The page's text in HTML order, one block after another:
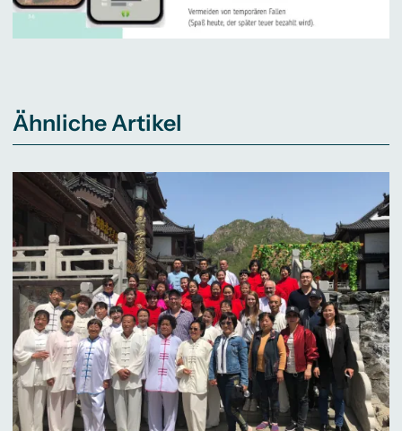
Ähnliche Artikel